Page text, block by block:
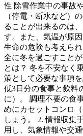
性 除雪作業中の事故
（停電・断水など）
ることが出来るのは
す。また、気温が原
生命の危険も考えら
全に冬を過ごすこと
とは？ 冬を不安なく
策として必要な事項
低3日分の食事と飲料
に）。 調理不要の食
めにカセットコンロ
しょう。 2. 情報収集
用し、気象情報や交